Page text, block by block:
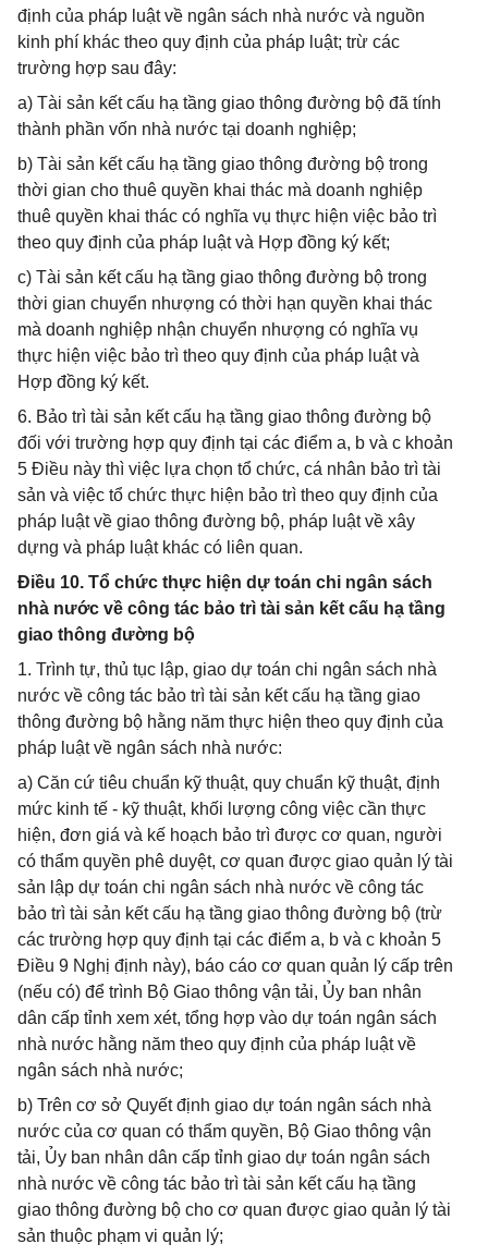
định của pháp luật về ngân sách nhà nước và nguồn
kinh phí khác theo quy định của pháp luật; trừ các
trường hợp sau đây:
a) Tài sản kết cấu hạ tầng giao thông đường bộ đã tính
thành phần vốn nhà nước tại doanh nghiệp;
b) Tài sản kết cấu hạ tầng giao thông đường bộ trong
thời gian cho thuê quyền khai thác mà doanh nghiệp
thuê quyền khai thác có nghĩa vụ thực hiện việc bảo trì
theo quy định của pháp luật và Hợp đồng ký kết;
c) Tài sản kết cấu hạ tầng giao thông đường bộ trong
thời gian chuyển nhượng có thời hạn quyền khai thác
mà doanh nghiệp nhận chuyển nhượng có nghĩa vụ
thực hiện việc bảo trì theo quy định của pháp luật và
Hợp đồng ký kết.
6. Bảo trì tài sản kết cấu hạ tầng giao thông đường bộ
đối với trường hợp quy định tại các điểm a, b và c khoản
5 Điều này thì việc lựa chọn tổ chức, cá nhân bảo trì tài
sản và việc tổ chức thực hiện bảo trì theo quy định của
pháp luật về giao thông đường bộ, pháp luật về xây
dựng và pháp luật khác có liên quan.
Điều 10. Tổ chức thực hiện dự toán chi ngân sách
nhà nước về công tác bảo trì tài sản kết cấu hạ tầng
giao thông đường bộ
1. Trình tự, thủ tục lập, giao dự toán chi ngân sách nhà
nước về công tác bảo trì tài sản kết cấu hạ tầng giao
thông đường bộ hằng năm thực hiện theo quy định của
pháp luật về ngân sách nhà nước:
a) Căn cứ tiêu chuẩn kỹ thuật, quy chuẩn kỹ thuật, định
mức kinh tế - kỹ thuật, khối lượng công việc cần thực
hiện, đơn giá và kế hoạch bảo trì được cơ quan, người
có thẩm quyền phê duyệt, cơ quan được giao quản lý tài
sản lập dự toán chi ngân sách nhà nước về công tác
bảo trì tài sản kết cấu hạ tầng giao thông đường bộ (trừ
các trường hợp quy định tại các điểm a, b và c khoản 5
Điều 9 Nghị định này), báo cáo cơ quan quản lý cấp trên
(nếu có) để trình Bộ Giao thông vận tải, Ủy ban nhân
dân cấp tỉnh xem xét, tổng hợp vào dự toán ngân sách
nhà nước hằng năm theo quy định của pháp luật về
ngân sách nhà nước;
b) Trên cơ sở Quyết định giao dự toán ngân sách nhà
nước của cơ quan có thẩm quyền, Bộ Giao thông vận
tải, Ủy ban nhân dân cấp tỉnh giao dự toán ngân sách
nhà nước về công tác bảo trì tài sản kết cấu hạ tầng
giao thông đường bộ cho cơ quan được giao quản lý tài
sản thuộc phạm vi quản lý;